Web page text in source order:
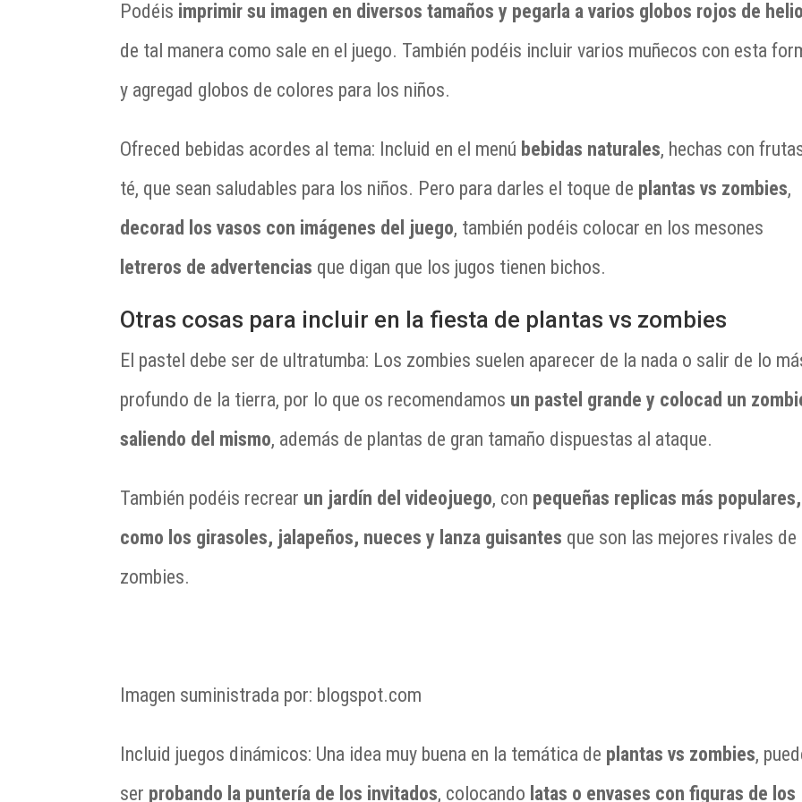
Podéis imprimir su imagen en diversos tamaños y pegarla a varios globos rojos de
de tal manera como sale en el juego. También podéis incluir varios muñecos con esta
y agregad globos de colores para los niños.
Ofreced bebidas acordes al tema: Incluid en el menú bebidas naturales, hechas con
té, que sean saludables para los niños. Pero para darles el toque de plantas vs zombies,
decorad los vasos con imágenes del juego, también podéis colocar en los mesones
letreros de advertencias que digan que los jugos tienen bichos.
Otras cosas para incluir en la fiesta de plantas vs zombies
El pastel debe ser de ultratumba: Los zombies suelen aparecer de la nada o salir de lo
profundo de la tierra, por lo que os recomendamos un pastel grande y colocad un
saliendo del mismo, además de plantas de gran tamaño dispuestas al ataque.
También podéis recrear un jardín del videojuego, con pequeñas replicas más populares,
como los girasoles, jalapeños, nueces y lanza guisantes que son las mejores rivales de
zombies.
Imagen suministrada por: blogspot.com
Incluid juegos dinámicos: Una idea muy buena en la temática de plantas vs zombies,
ser probando la puntería de los invitados, colocando latas o envases con figuras de los